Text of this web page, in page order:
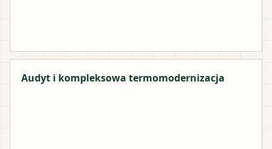
Audyt i kompleksowa termomodernizacja